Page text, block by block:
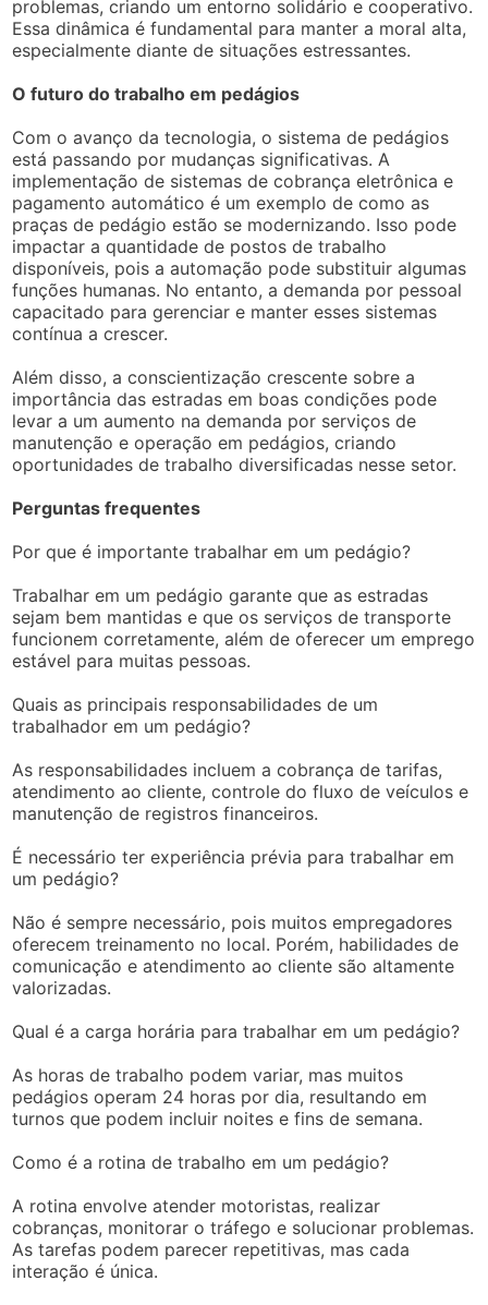
problemas, criando um entorno solidário e cooperativo.
Essa dinâmica é fundamental para manter a moral alta,
especialmente diante de situações estressantes.
O futuro do trabalho em pedágios
Com o avanço da tecnologia, o sistema de pedágios
está passando por mudanças significativas. A
implementação de sistemas de cobrança eletrônica e
pagamento automático é um exemplo de como as
praças de pedágio estão se modernizando. Isso pode
impactar a quantidade de postos de trabalho
disponíveis, pois a automação pode substituir algumas
funções humanas. No entanto, a demanda por pessoal
capacitado para gerenciar e manter esses sistemas
contínua a crescer.
Além disso, a conscientização crescente sobre a
importância das estradas em boas condições pode
levar a um aumento na demanda por serviços de
manutenção e operação em pedágios, criando
oportunidades de trabalho diversificadas nesse setor.
Perguntas frequentes
Por que é importante trabalhar em um pedágio?
Trabalhar em um pedágio garante que as estradas
sejam bem mantidas e que os serviços de transporte
funcionem corretamente, além de oferecer um emprego
estável para muitas pessoas.
Quais as principais responsabilidades de um
trabalhador em um pedágio?
As responsabilidades incluem a cobrança de tarifas,
atendimento ao cliente, controle do fluxo de veículos e
manutenção de registros financeiros.
É necessário ter experiência prévia para trabalhar em
um pedágio?
Não é sempre necessário, pois muitos empregadores
oferecem treinamento no local. Porém, habilidades de
comunicação e atendimento ao cliente são altamente
valorizadas.
Qual é a carga horária para trabalhar em um pedágio?
As horas de trabalho podem variar, mas muitos
pedágios operam 24 horas por dia, resultando em
turnos que podem incluir noites e fins de semana.
Como é a rotina de trabalho em um pedágio?
A rotina envolve atender motoristas, realizar
cobranças, monitorar o tráfego e solucionar problemas.
As tarefas podem parecer repetitivas, mas cada
interação é única.